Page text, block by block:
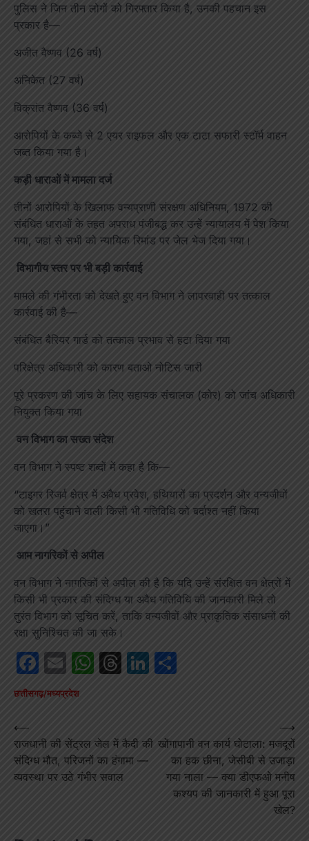
पुलिस ने जिन तीन लोगों को गिरफ्तार किया है, उनकी पहचान इस
प्रकार है—
अजीत वैष्णव (26 वर्ष)
अनिकेत (27 वर्ष)
विक्रांत वैष्णव (36 वर्ष)
आरोपियों के कब्जे से 2 एयर राइफल और एक टाटा सफारी स्टॉर्म वाहन
जब्त किया गया है।
कड़ी धाराओं में मामला दर्ज
तीनों आरोपियों के खिलाफ वन्यप्राणी संरक्षण अधिनियम, 1972 की
संबंधित धाराओं के तहत अपराध पंजीबद्ध कर उन्हें न्यायालय में पेश किया
गया, जहां से सभी को न्यायिक रिमांड पर जेल भेज दिया गया।
विभागीय स्तर पर भी बड़ी कार्रवाई
मामले की गंभीरता को देखते हुए वन विभाग ने लापरवाही पर तत्काल
कार्रवाई की है—
संबंधित बैरियर गार्ड को तत्काल प्रभाव से हटा दिया गया
परिक्षेत्र अधिकारी को कारण बताओ नोटिस जारी
पूरे प्रकरण की जांच के लिए सहायक संचालक (कोर) को जांच अधिकारी
नियुक्त किया गया
वन विभाग का सख्त संदेश
वन विभाग ने स्पष्ट शब्दों में कहा है कि—
“टाइगर रिजर्व क्षेत्र में अवैध प्रवेश, हथियारों का प्रदर्शन और वन्यजीवों
को खतरा पहुंचाने वाली किसी भी गतिविधि को बर्दाश्त नहीं किया
जाएगा।”
आम नागरिकों से अपील
वन विभाग ने नागरिकों से अपील की है कि यदि उन्हें संरक्षित वन क्षेत्रों में
किसी भी प्रकार की संदिग्ध या अवैध गतिविधि की जानकारी मिले तो
तुरंत विभाग को सूचित करें, ताकि वन्यजीवों और प्राकृतिक संसाधनों की
रक्षा सुनिश्चित की जा सके।
Facebook
EmailWhatsApp
Threads
LinkedIn
छत्तीसगढ़/मध्यप्रदेश
Post
navigation
⟵
राजधानी की सेंट्रल जेल में कैदी की
संदिग्ध मौत, परिजनों का हंगामा —
व्यवस्था पर उठे गंभीर सवाल
खोंगापानी वन कार्य घोटाला: मजदूरों
का हक छीना, जेसीबी से उजाड़ा
गया नाला — क्या डीएफओ मनीष
कश्यप की जानकारी में हुआ पूरा
खेल?
⟶